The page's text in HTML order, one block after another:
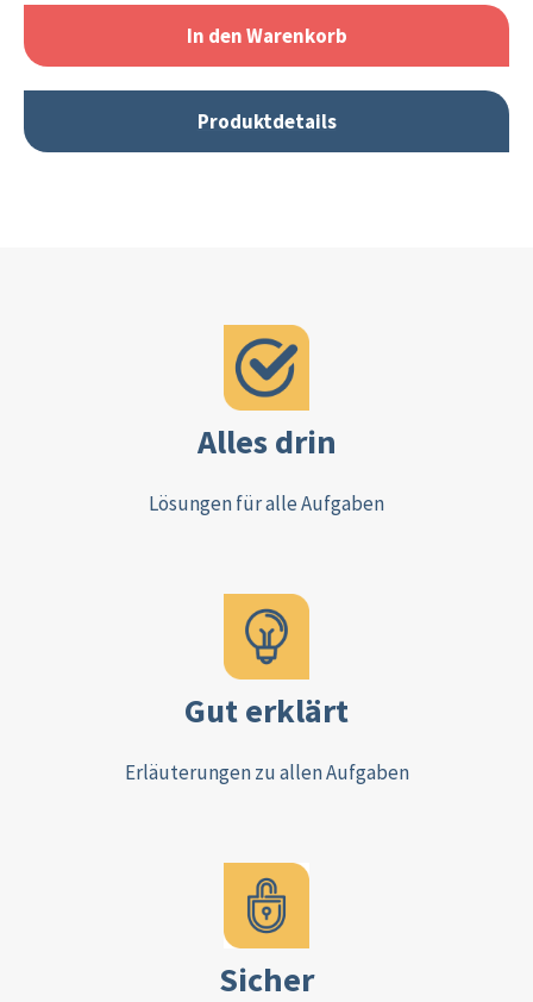
In den Warenkorb
Produktdetails
Alles drin
Gut erklärt
Sicher
Lösungen für alle Aufgaben
Erläuterungen zu allen Aufgaben